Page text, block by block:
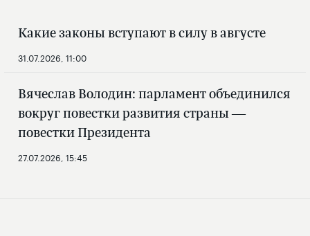
Какие законы вступают в силу в августе
31.07.2026, 11:00
Вячеслав Володин: парламент объединился
вокруг повестки развития страны —
повестки Президента
27.07.2026, 15:45